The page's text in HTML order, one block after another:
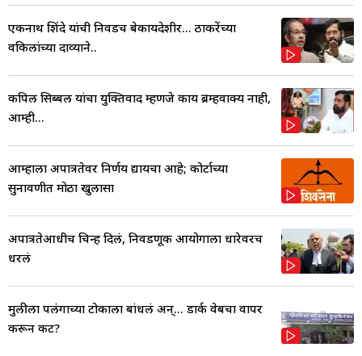
एकनाथ शिंदे यांची निवडच बेकायदेशीर... ठाकरेंच्या
वकिलांच्या दाव्याने..
कपिल सिब्बल यांचा युक्तिवाद म्हणजे काय ब्रम्हवाक्य नाही,
आम्ही...
आम्हाला अपात्रतेवर निर्णय द्यायचा आहे; कोर्टाच्या
सुनावणीत मोठा खुलासा
अपात्रतेआधीच चिन्ह दिलं, निवडणूक आयोगाला धारेवरच
धरलं
मुलीला पलंगाच्या टोकाला बांधलं अन्... डार्क वेबचा वापर
करून कट?